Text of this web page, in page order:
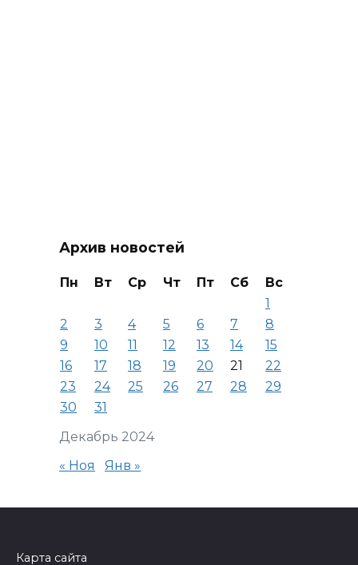
Архив новостей
Декабрь 2024
Пн Вт Ср Чт Пт Сб
Вс
1
2
3 4 5 6 7
8
9
10 11 12 13 14
15
16
17 18 19 20 21
22
23
24 25 26 27 28
29
30
31
« Ноя Янв »
Карта сайта